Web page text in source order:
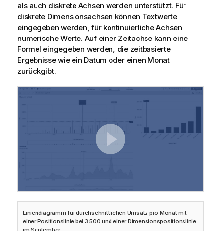
als auch diskrete Achsen werden unterstützt. Für
diskrete Dimensionsachsen können Textwerte
eingegeben werden, für kontinuierliche Achsen
numerische Werte. Auf einer Zeitachse kann eine
Formel eingegeben werden, die zeitbasierte
Ergebnisse wie ein Datum oder einen Monat
zurückgibt.
Liniendiagramm für durchschnittlichen Umsatz pro Monat mit
einer Positionslinie bei 3.500 und einer Dimensionspositionslinie
im September.